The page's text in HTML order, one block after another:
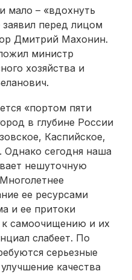
мало – «вдохнуть
перед лицом
Дмитрий Махонин.
министр
хозяйства и
«портом пяти
в глубине России
Каспийское,
Однако сегодня наша
нешуточную
ее ресурсами
и ее притоки
к самоочищению и их
слабеет. По
серьезные
качества